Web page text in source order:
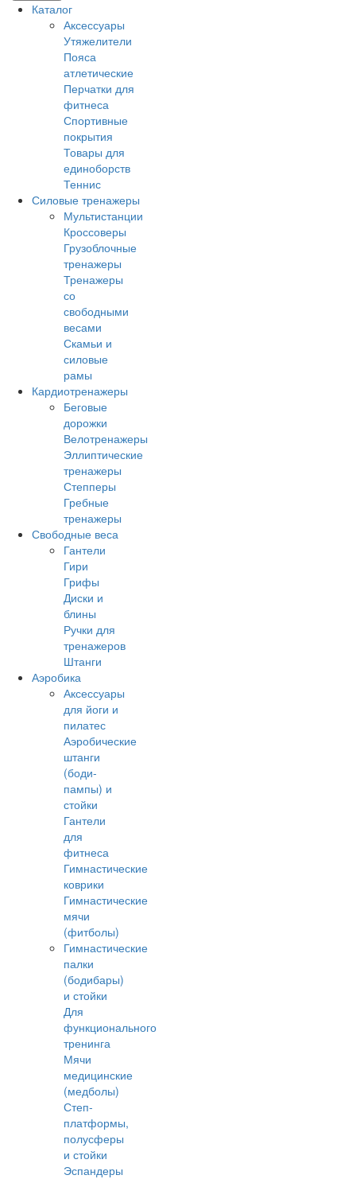
Каталог
Аксессуары
Утяжелители
Пояса
атлетические
Перчатки для
фитнеса
Спортивные
покрытия
Товары для
единоборств
Теннис
Силовые тренажеры
Мультистанции
Кроссоверы
Грузоблочные
тренажеры
Тренажеры
со
свободными
весами
Скамьи и
силовые
рамы
Кардиотренажеры
Беговые
дорожки
Велотренажеры
Эллиптические
тренажеры
Степперы
Гребные
тренажеры
Свободные веса
Гантели
Гири
Грифы
Диски и
блины
Ручки для
тренажеров
Штанги
Аэробика
Аксессуары
для йоги и
пилатес
Аэробические
штанги
(боди-
пампы) и
стойки
Гантели
для
фитнеса
Гимнастические
коврики
Гимнастические
мячи
(фитболы)
Гимнастические
палки
(бодибары)
и стойки
Для
функционального
тренинга
Мячи
медицинские
(медболы)
Степ-
платформы,
полусферы
и стойки
Эспандеры